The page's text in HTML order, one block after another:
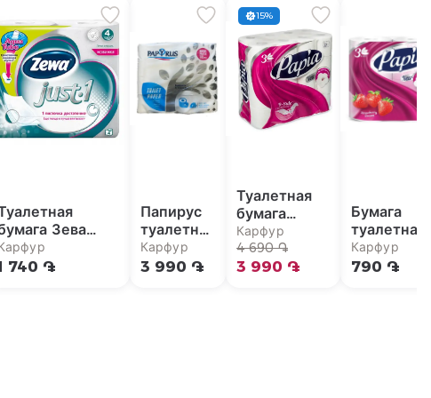
Зева
1
740 ֏
Папирус
туалетная
бумага 3
слоя
Карфур
3 990 ֏
15%
Туалетная
бумага
Папия
трёхслойная
32шт
Карфур
4 690 ֏
3 990 ֏
Бумага
туалетная
Папиа
Карфур
790 ֏